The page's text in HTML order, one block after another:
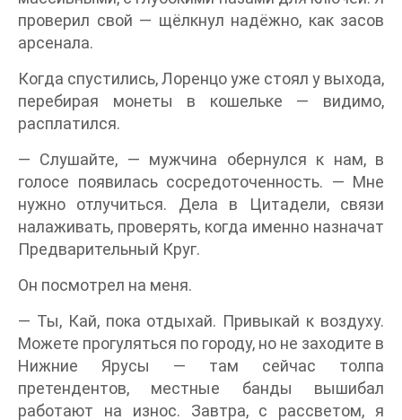
проверил свой — щёлкнул надёжно, как засов
арсенала.
Когда спустились, Лоренцо уже стоял у выхода,
перебирая монеты в кошельке — видимо,
расплатился.
— Слушайте, — мужчина обернулся к нам, в
голосе появилась сосредоточенность. — Мне
нужно отлучиться. Дела в Цитадели, связи
налаживать, проверять, когда именно назначат
Предварительный Круг.
Он посмотрел на меня.
— Ты, Кай, пока отдыхай. Привыкай к воздуху.
Можете прогуляться по городу, но не заходите в
Нижние Ярусы — там сейчас толпа
претендентов, местные банды вышибал
работают на износ. Завтра, с рассветом, я